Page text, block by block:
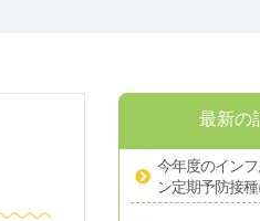
最新の
今年度のイン
ン定期予防接